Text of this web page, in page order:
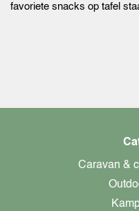
favoriete snacks op tafel
Caravan &